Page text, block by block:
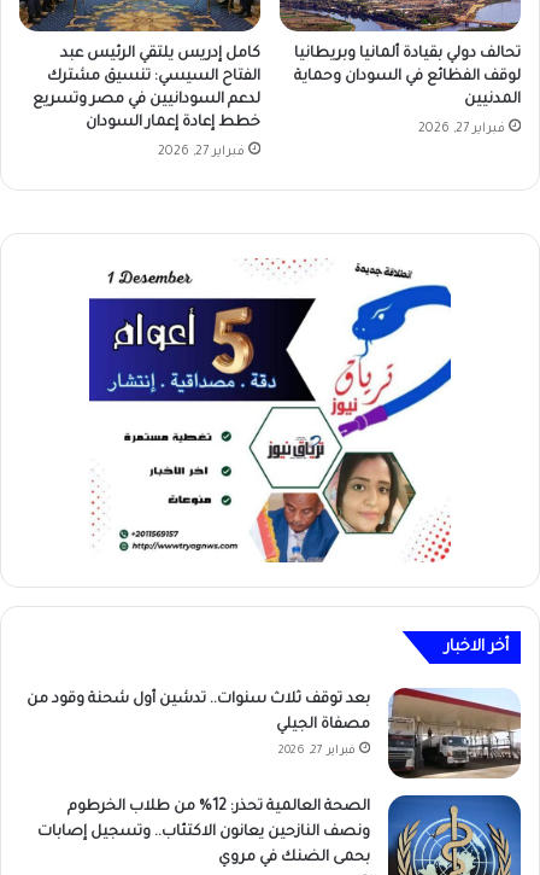
تحالف دولي بقيادة ألمانيا وبريطانيا
لوقف الفظائع في السودان وحماية
المدنيين
فبراير 27, 2026
كامل إدريس يلتقي الرئيس عبد
الفتاح السيسي: تنسيق مشترك
لدعم السودانيين في مصر وتسريع
خطط إعادة إعمار السودان
فبراير 27, 2026
أخر الاخبار
بعد توقف ثلاث سنوات.. تدشين أول شحنة وقود من
مصفاة الجيلي
فبراير 27, 2026
الصحة العالمية تحذر: 12% من طلاب الخرطوم
ونصف النازحين يعانون الاكتئاب.. وتسجيل إصابات
بحمى الضنك في مروي